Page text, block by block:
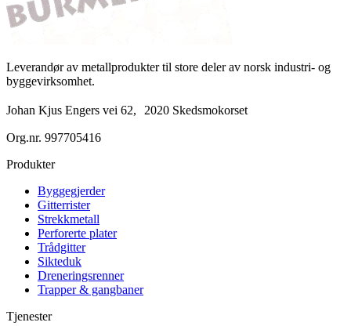
Leverandør av metallprodukter til store deler av norsk industri- og
byggevirksomhet.
Johan Kjus Engers vei 62, 2020 Skedsmokorset
Org.nr. 997705416
Produkter
Byggegjerder
Gitterrister
Strekkmetall
Perforerte plater
Trådgitter
Sikteduk
Dreneringsrenner
Trapper & gangbaner
Tjenester